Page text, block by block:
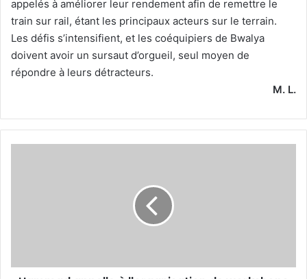
appelés à améliorer leur rendement afin de remettre le
train sur rail, étant les principaux acteurs sur le terrain.
Les défis s’intensifient, et les coéquipiers de Bwalya
doivent avoir un sursaut d’orgueil, seul moyen de
répondre à leurs détracteurs.
M. L.